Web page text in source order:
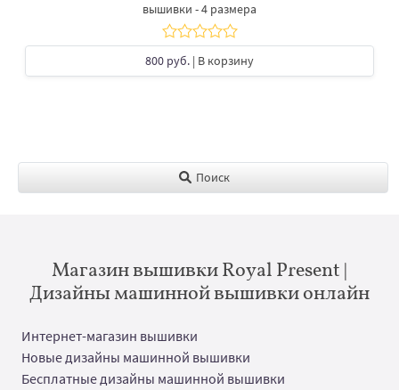
вышивки - 4 размера
800 руб. | В корзину
Поиск
Магазин вышивки Royal Present |
Дизайны машинной вышивки онлайн
Интернет-магазин вышивки
Новые дизайны машинной вышивки
Бесплатные дизайны машинной вышивки